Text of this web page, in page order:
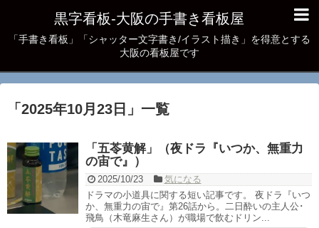
黒字看板‐大阪の手書き看板屋
「手書き看板」「シャッター文字書き/イラスト描き」を得意とする
大阪の看板屋です
「 2025年10月23日 」 一覧
「五苓黄解」（夜ドラ『いつか、無重力
の宙で』）
2025/10/23
気になる
ドラマの小道具に関する短い記事です。 夜ドラ『いつ
か、無重力の宙で』第26話から。二日酔いの主人公･
飛鳥（木竜麻生さん）が職場で飲むドリン...